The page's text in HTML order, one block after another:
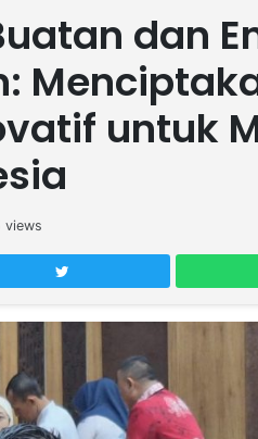
dan
untuk
views